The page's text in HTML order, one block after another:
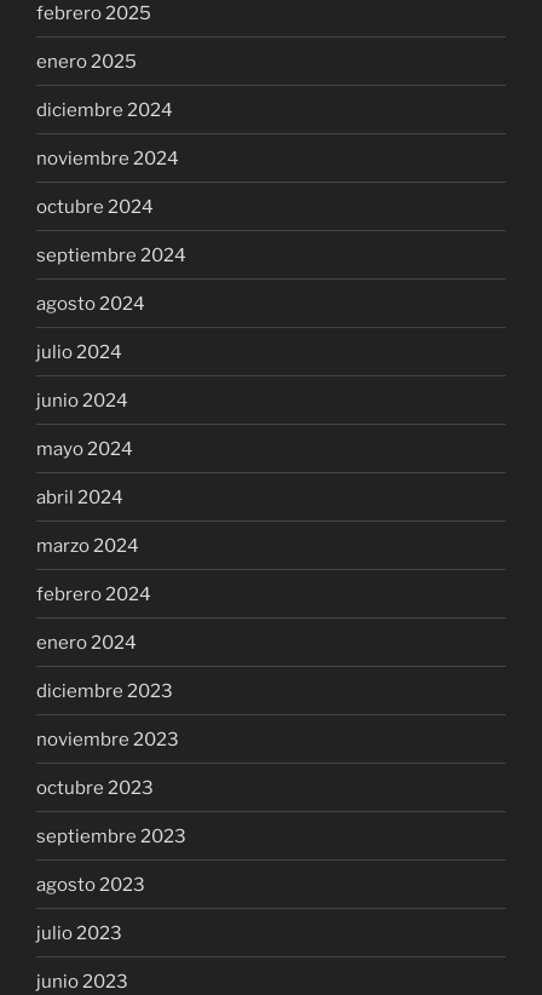
febrero 2025
enero 2025
diciembre 2024
noviembre 2024
octubre 2024
septiembre 2024
agosto 2024
julio 2024
junio 2024
mayo 2024
abril 2024
marzo 2024
febrero 2024
enero 2024
diciembre 2023
noviembre 2023
octubre 2023
septiembre 2023
agosto 2023
julio 2023
junio 2023